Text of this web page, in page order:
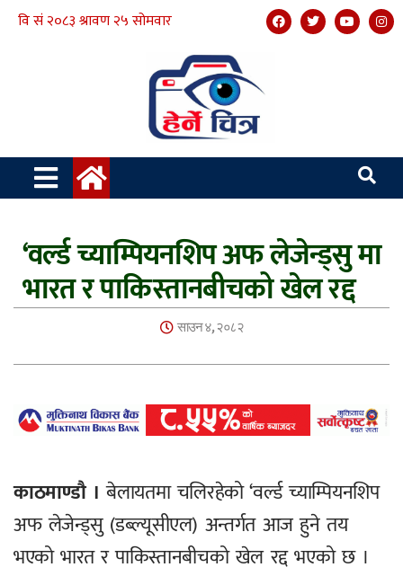
‘वर्ल्ड च्याम्पियनशिप अफ लेजेन्ड्सु मा
भारत र पाकिस्तानबीचको खेल रद्द
साउन ४, २०८२
काठमाण्डौ । बेलायतमा चलिरहेको ‘वर्ल्ड च्याम्पियनशिप
अफ लेजेन्ड्सु (डब्ल्यूसीएल) अन्तर्गत आज हुने तय
भएको भारत र पाकिस्तानबीचको खेल रद्द भएको छ ।